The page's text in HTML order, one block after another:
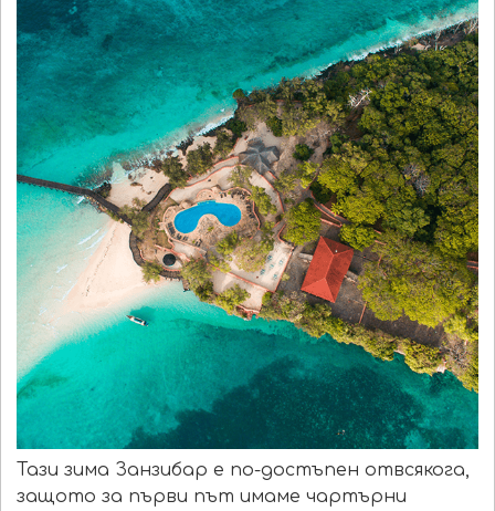
Тази зима Занзибар е по-достъпен отвсякога,
защото за първи път имаме чартърни